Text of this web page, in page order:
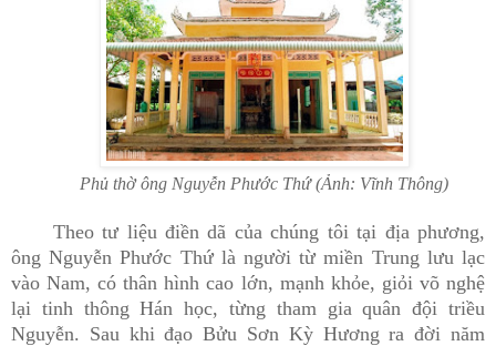
Phủ thờ ông Nguyễn Phước Thứ (Ảnh: Vĩnh Thông)
Theo tư liệu điền dã của chúng tôi tại địa phương,
ông Nguyễn Phước Thứ là người từ miền Trung lưu lạc
vào Nam, có thân hình cao lớn, mạnh khỏe, giỏi võ nghệ
lại tinh thông Hán học, từng tham gia quân đội triều
Nguyễn. Sau khi đạo Bửu Sơn Kỳ Hương ra đời năm